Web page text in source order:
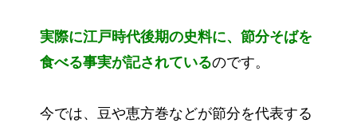
実際に江戸時代後期の史料に、節分そばを
食べる事実が記されているのです。
今では、豆や恵方巻などが節分を代表する